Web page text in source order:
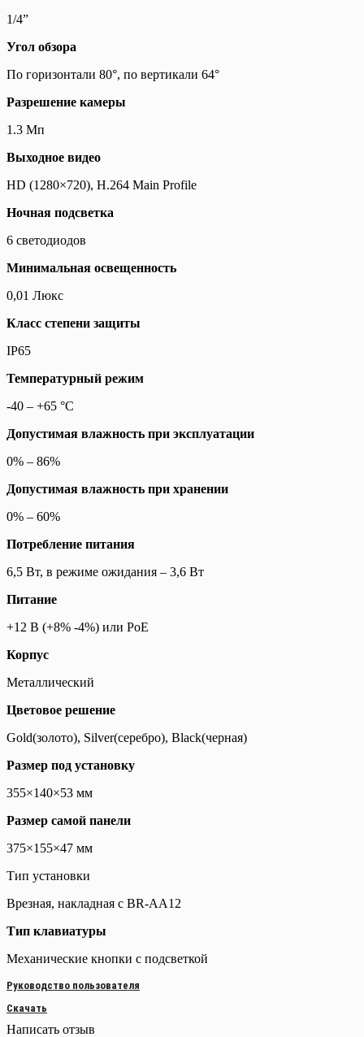
1/4”
Угол обзора
По горизонтали 80°, по вертикали 64°
Разрешение камеры
1.3 Мп
Выходное видео
HD (1280×720), H.264 Main Profile
Ночная подсветка
6 светодиодов
Минимальная освещенность
0,01 Люкс
Класс степени защиты
IP65
Температурный режим
-40 – +65 °С
Допустимая влажность при эксплуатации
0% – 86%
Допустимая влажность при хранении
0% – 60%
Потребление питания
6,5 Вт, в режиме ожидания – 3,6 Вт
Питание
+12 В (+8% -4%) или PoE
Корпус
Металлический
Цветовое решение
Gold(золото), Silver(серебро), Black(черная)
Размер под установку
355×140×53 мм
Размер самой панели
375×155×47 мм
Тип установки
Врезная, накладная с BR-AA12
Тип клавиатуры
Механические кнопки с подсветкой
Руководство пользователя
Скачать
Написать отзыв